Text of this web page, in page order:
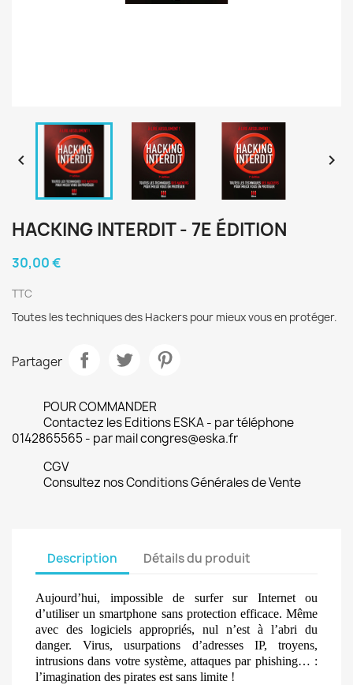
 
HACKING INTERDIT - 7E ÉDITION
30,00 €
TTC
Toutes les techniques des Hackers pour mieux vous en protéger.
Partager
POUR COMMANDER
Contactez les Editions ESKA - par téléphone
0142865565 - par mail congres@eska.fr
CGV
Consultez nos Conditions Générales de Vente
Description Détails du produit
Aujourd’hui, impossible de surfer sur Internet ou
d’utiliser un smartphone sans protection efficace. Même
avec des logiciels appropriés, nul n’est à l’abri du
danger. Virus, usurpations d’adresses IP, troyens,
intrusions dans votre système, attaques par phishing… :
l’imagination des pirates est sans limite !